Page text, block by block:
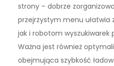
strony – dobrze
przejrzystym menu ułatwia
jak i robotom wyszukiwarek
Ważna jest również
obejmująca szybkość